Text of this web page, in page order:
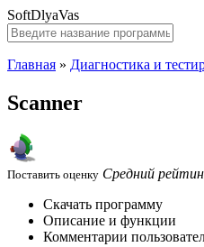
SoftDlyaVas
Главная » Диагностика и
Scanner
Поставить оценку Средний
Скачать программу
Описание и функции
Комментарии